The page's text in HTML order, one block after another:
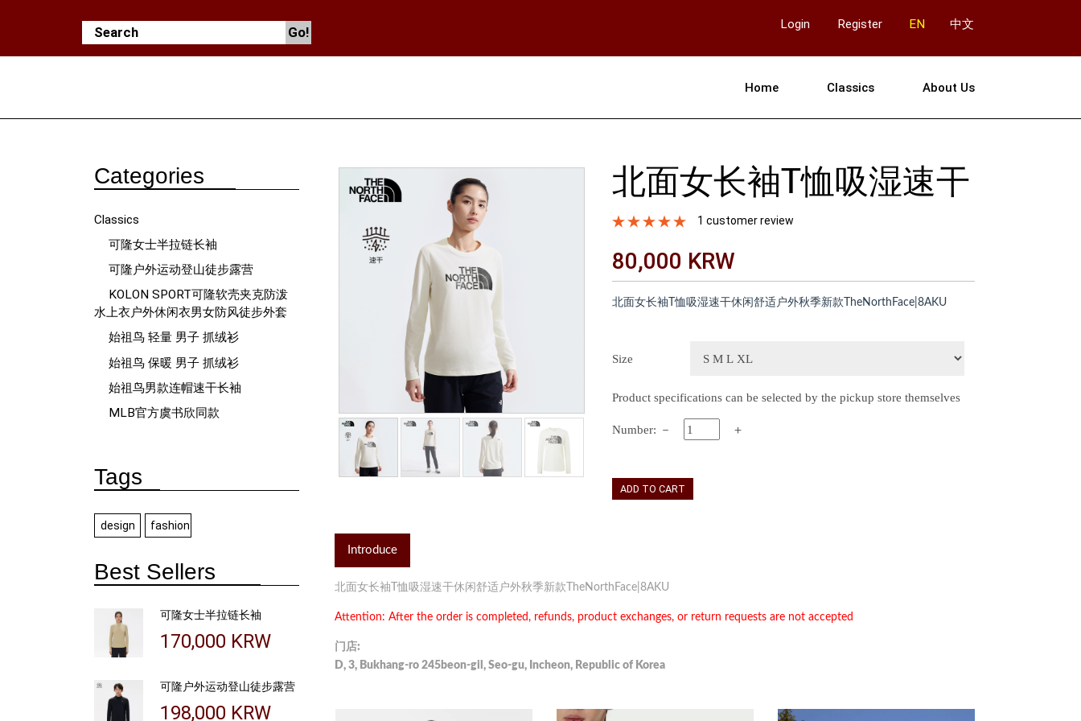
Login Register EN 中文
Home Classics About Us
Categories
Classics
可隆女士半拉链长袖
可隆户外运动登山徒步露营
KOLON SPORT可隆软壳夹克防泼
水上衣户外休闲衣男女防风徒步外套
始祖鸟 轻量 男子 抓绒衫
始祖鸟 保暖 男子 抓绒衫
始祖鸟男款连帽速干长袖
MLB官方虞书欣同款
Tags
design fashion
Best Sellers
可隆女士半拉链长袖
170,000 KRW
可隆户外运动登山徒步露营
198,000 KRW
北面女长袖T恤吸湿速干
1 customer review
80,000 KRW
北面女长袖T恤吸湿速干休闲舒适户外秋季新款TheNorthFace|8AKU
Size
Product specifications can be selected by the pickup store themselves
Number: － ＋
ADD TO CART
Introduce
北面女长袖T恤吸湿速干休闲舒适户外秋季新款TheNorthFace|8AKU
Attention: After the order is completed, refunds, product exchanges, or return requests are not accepted
门店:
D, 3, Bukhang-ro 245beon-gil, Seo-gu, Incheon, Republic of Korea ​